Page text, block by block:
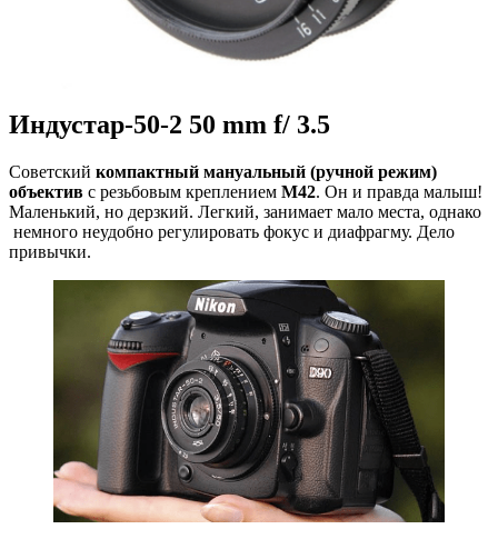
Индустар-50-2 50 mm f/ 3.5
Советский компактный мануальный (ручной режим)
объектив с резьбовым креплением M42. Он и правда малыш!
Маленький, но дерзкий. Легкий, занимает мало места, однако
немного неудобно регулировать фокус и диафрагму. Дело
привычки.